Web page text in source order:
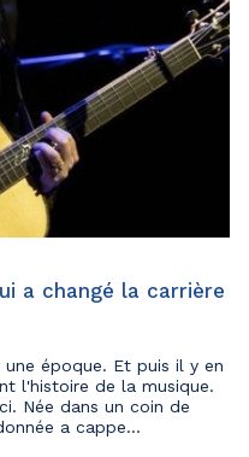
a changé la carrière
époque. Et puis il y en
l'histoire de la musique.
Née dans un coin de
a cappe...